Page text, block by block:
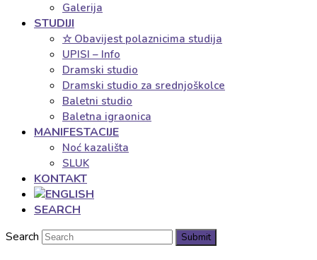
Galerija
STUDIJI
☆ Obavijest polaznicima studija
UPISI – Info
Dramski studio
Dramski studio za srednjoškolce
Baletni studio
Baletna igraonica
MANIFESTACIJE
Noć kazališta
SLUK
KONTAKT
SEARCH
Search
Submit